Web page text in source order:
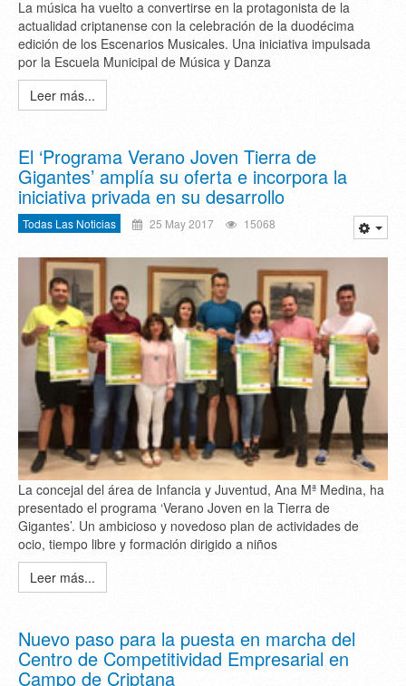
La música ha vuelto a convertirse en la protagonista de la
actualidad criptanense con la celebración de la duodécima
edición de los Escenarios Musicales. Una iniciativa impulsada
por la Escuela Municipal de Música y Danza
Leer más...
El ‘Programa Verano Joven Tierra de
Gigantes’ amplía su oferta e incorpora la
iniciativa privada en su desarrollo
Todas Las Noticias 25 May 2017 15068
La concejal del área de Infancia y Juventud, Ana Mª Medina, ha
presentado el programa ‘Verano Joven en la Tierra de
Gigantes’. Un ambicioso y novedoso plan de actividades de
ocio, tiempo libre y formación dirigido a niños
Leer más...
Nuevo paso para la puesta en marcha del
Centro de Competitividad Empresarial en
Campo de Criptana